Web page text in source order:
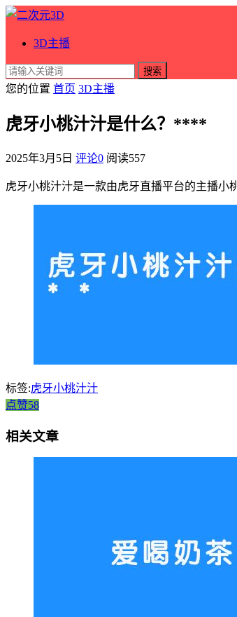
3D主播
搜索
您的位置 首页 3D主播
虎牙小桃汁汁是什么？****
2025年3月5日 评论0 阅读557
虎牙小桃汁汁是一款由虎牙直播平台的主播
标签:虎牙小桃汁汁
点赞58
相关文章